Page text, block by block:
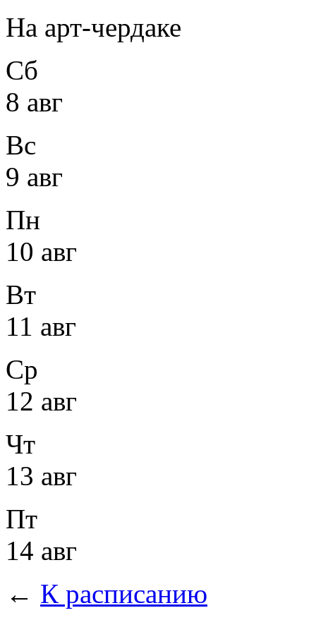
На арт-чердаке
Сб
8 авг
Вс
9 авг
Пн
10 авг
Вт
11 авг
Ср
12 авг
Чт
13 авг
Пт
14 авг
← К расписанию